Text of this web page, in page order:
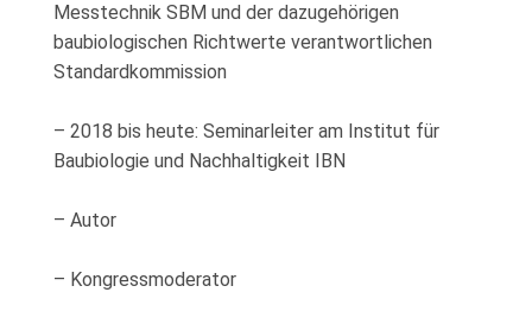
Messtechnik SBM und der dazugehörigen
baubiologischen Richtwerte verantwortlichen
Standardkommission
– 2018 bis heute: Seminarleiter am Institut für
Baubiologie und Nachhaltigkeit IBN
– Autor
– Kongressmoderator